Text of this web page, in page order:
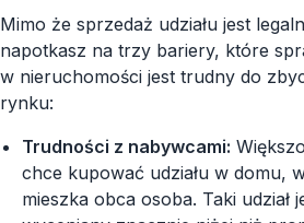
Mimo że sprzedaż udziału jest
napotkasz na trzy bariery, które
w nieruchomości jest trudny do
rynku:
Trudności z nabywcami:
chce kupować udziału w domu,
mieszka obca osoba. Taki udział